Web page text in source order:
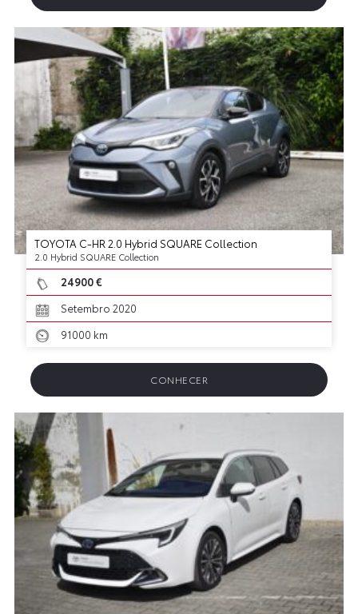
TOYOTA C-HR 2.0 Hybrid SQUARE Collection
2.0 Hybrid SQUARE Collection
24900 €
Setembro 2020
91000 km
CONHECER